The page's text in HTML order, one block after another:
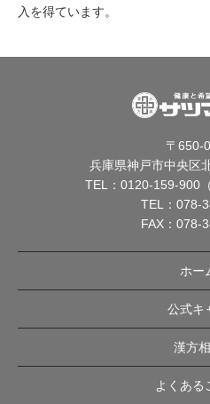
入を得ています。
〒650-
兵庫県神戸市中央区
TEL： 0120-159-900
TEL： 078-
FAX：078-
ホー
公式キ
漢方
よくある